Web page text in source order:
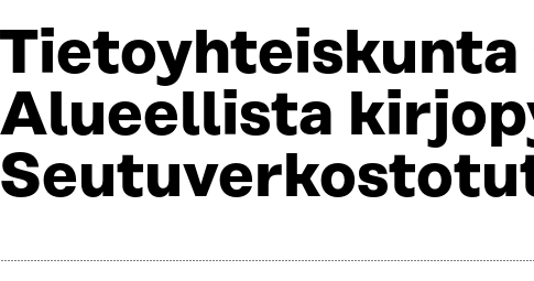
Tietoyhteiskunta
Alueellista